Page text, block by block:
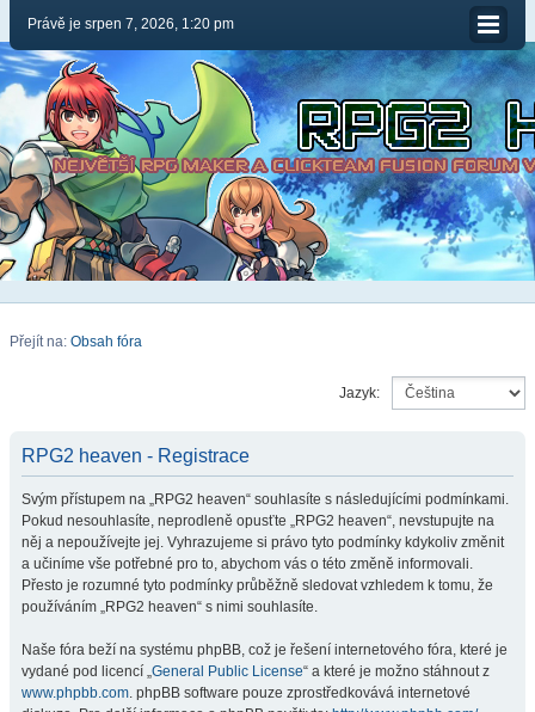
Právě je srpen 7, 2026, 1:20 pm
Přejít na: Obsah fóra
Jazyk:
RPG2 heaven - Registrace
Svým přístupem na „RPG2 heaven“ souhlasíte s následujícími podmínkami.
Pokud nesouhlasíte, neprodleně opusťte „RPG2 heaven“, nevstupujte na
něj a nepoužívejte jej. Vyhrazujeme si právo tyto podmínky kdykoliv změnit
a učiníme vše potřebné pro to, abychom vás o této změně informovali.
Přesto je rozumné tyto podmínky průběžně sledovat vzhledem k tomu, že
používáním „RPG2 heaven“ s nimi souhlasíte.
Naše fóra beží na systému phpBB, což je řešení internetového fóra, které je
vydané pod licencí „General Public License“ a které je možno stáhnout z
www.phpbb.com. phpBB software pouze zprostředkovává internetové